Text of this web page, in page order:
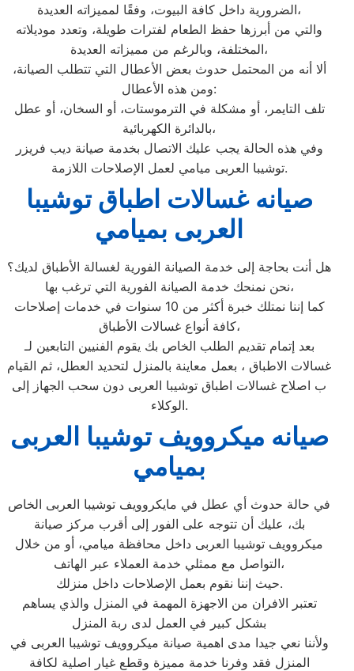
الضرورية داخل كافة البيوت، وفقًا لمميزاته العديدة،
والتي من أبرزها حفظ الطعام لفترات طويلة، وتعدد موديلاته
المختلفة، وبالرغم من مميزاته العديدة،
ألا أنه من المحتمل حدوث بعض الأعطال التي تتطلب الصيانة،
ومن هذه الأعطال:
تلف التايمر، أو مشكلة في الترموستات، أو السخان، أو عطل
بالدائرة الكهربائية،
وفي هذه الحالة يجب عليك الاتصال بخدمة صيانة ديب فريزر
توشيبا العربى ميامي لعمل الإصلاحات اللازمة.
صيانه غسالات اطباق توشيبا
العربى بميامي
هل أنت بحاجة إلى خدمة الصيانة الفورية لغسالة الأطباق لديك؟
نحن نمنحك خدمة الصيانة الفورية التي ترغب بها،
كما إننا نمتلك خبرة أكثر من 10 سنوات في خدمات إصلاحات
كافة أنواع غسالات الأطباق،
بعد إتمام تقديم الطلب الخاص بك يقوم الفنيين التابعين لـ
غسالات الاطباق ، بعمل معاينة بالمنزل لتحديد العطل، ثم القيام
ب اصلاح غسالات اطباق توشيبا العربى دون سحب الجهاز إلى
الوكلاء.
صيانه ميكروويف توشيبا العربى
بميامي
في حالة حدوث أي عطل في مايكروويف توشيبا العربى الخاص
بك، عليك أن تتوجه على الفور إلى أقرب مركز صيانة
ميكروويف توشيبا العربى داخل محافظة ميامي، أو من خلال
التواصل مع ممثلي خدمة العملاء عبر الهاتف،
حيث إننا نقوم بعمل الإصلاحات داخل منزلك.
تعتبر الافران من الاجهزة المهمة في المنزل والذي يساهم
بشكل كبير في العمل لدى ربة المنزل
ولأننا نعي جيدا مدى اهمية صيانة ميكروويف توشيبا العربى في
المنزل فقد وفرنا خدمة مميزة وقطع غيار اصلية لكافة